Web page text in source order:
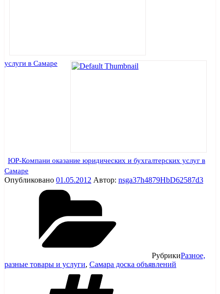
услуги в Самаре
ЮР-Компани оказание юридических и бухгалтерских услуг в
Самаре
Опубликовано 01.05.2012 Автор: nsga37h4879HbD62587d3
РубрикиРазное,
разные товары и услуги, Самара доска объявлений